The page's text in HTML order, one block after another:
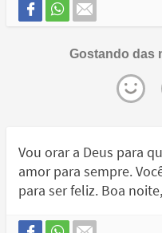
Gostando das
Vou orar a Deus para
amor para sempre.
para ser feliz. Boa